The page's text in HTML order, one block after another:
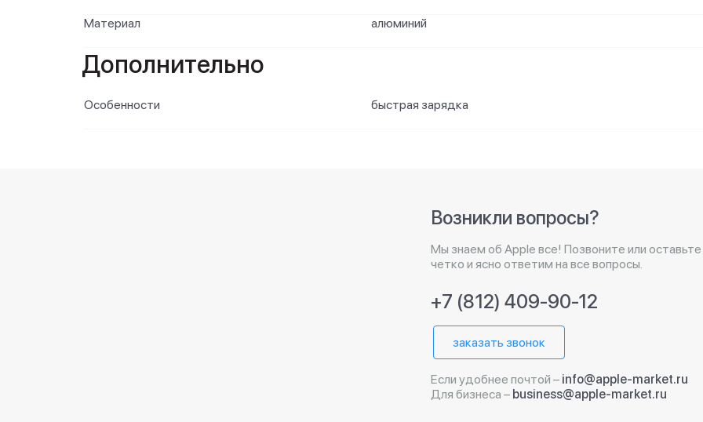
Материал алюминий
Дополнительно
Особенности быстрая зарядка
Возникли вопросы?
Мы знаем об Apple все! Позвоните или
четко и ясно ответим на все вопросы.
+7 (812) 409-90-12
заказать звонок
Если удобнее почтой – info@apple-market.ru
Для бизнеса – business@apple-market.ru